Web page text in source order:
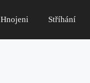
Hnojeni Stříhání